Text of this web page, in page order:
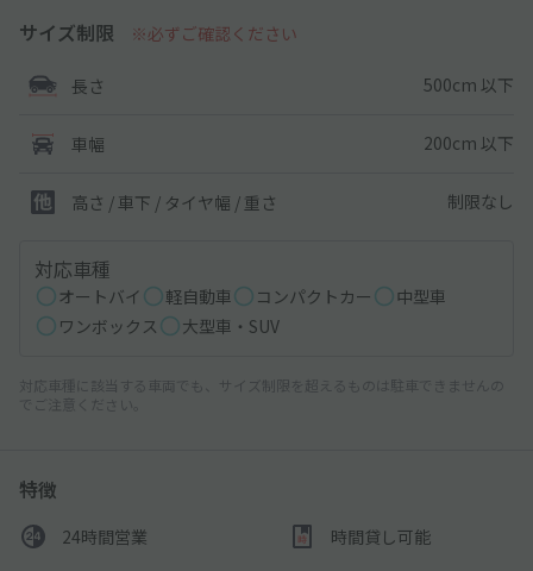
サイズ制限 ※必ずご確認ください
長さ 500cm 以下
車幅 200cm 以下
高さ / 車下 / タイヤ幅 / 重さ 制限なし
対応車種
オートバイ 軽自動車 コンパクトカー
中型車
ワンボックス
大型車・SUV
対応車種に該当する車両でも、サイズ制限を超えるものは駐車できませんの
でご注意ください。
特徴
24時間営業 時間貸し可能